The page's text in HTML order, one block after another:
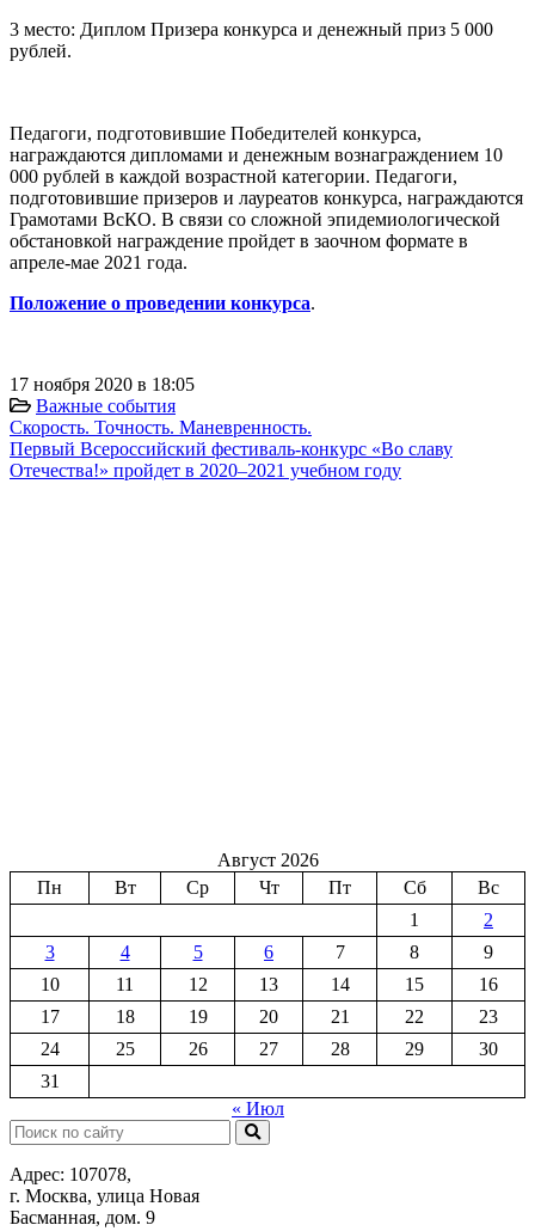
3 место: Диплом Призера конкурса и денежный приз 5 000
рублей.
Педагоги, подготовившие Победителей конкурса,
награждаются дипломами и денежным вознаграждением 10
000 рублей в каждой возрастной категории. Педагоги,
подготовившие призеров и лауреатов конкурса, награждаются
Грамотами ВсКО. В связи со сложной эпидемиологической
обстановкой награждение пройдет в заочном формате в
апреле-мае 2021 года.
Положение о проведении конкурса.
17 ноября 2020 в 18:05
Важные события
Скорость. Точность. Маневренность.
Первый Всероссийский фестиваль-конкурс «Во славу
Отечества!» пройдет в 2020–2021 учебном году
Август 2026
Пн
Вт Ср Чт Пт Сб
Вс
1
2
3
4 5 6 7 8
9
10
11 12 13 14 15
16
17
18 19 20 21 22
23
24
25 26 27 28 29
30
31
« Июл
Поиск:
Адрес: 107078,
г. Москва, улица Новая
Басманная, дом. 9